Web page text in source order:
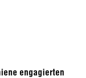
engagierten